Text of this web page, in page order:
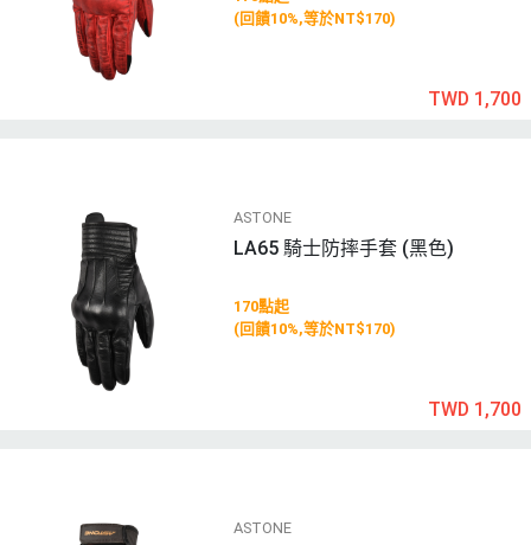
(回饋10%,等於NT$170)
TWD 1,700
ASTONE
LA65 騎士防摔手套 (黑色)
170點起
(回饋10%,等於NT$170)
TWD 1,700
ASTONE